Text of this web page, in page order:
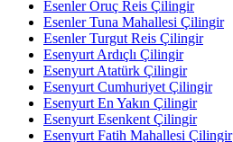
Esenler Oruç Reis Çilingir
Esenler Tuna Mahallesi Çilingir
Esenler Turgut Reis Çilingir
Esenyurt Ardıçlı Çilingir
Esenyurt Atatürk Çilingir
Esenyurt Cumhuriyet Çilingir
Esenyurt En Yakın Çilingir
Esenyurt Esenkent Çilingir
Esenyurt Fatih Mahallesi Çilingir